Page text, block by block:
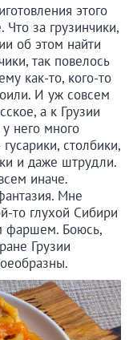
этого
за грузинчики,
об этом найти
так повелось
как-то, кого-то
И уж совсем
а к Грузии
него много
столбики,
и даже штрудли.
иначе.
Мне
то глухой Сибири
фаршем. Боюсь,
Грузии